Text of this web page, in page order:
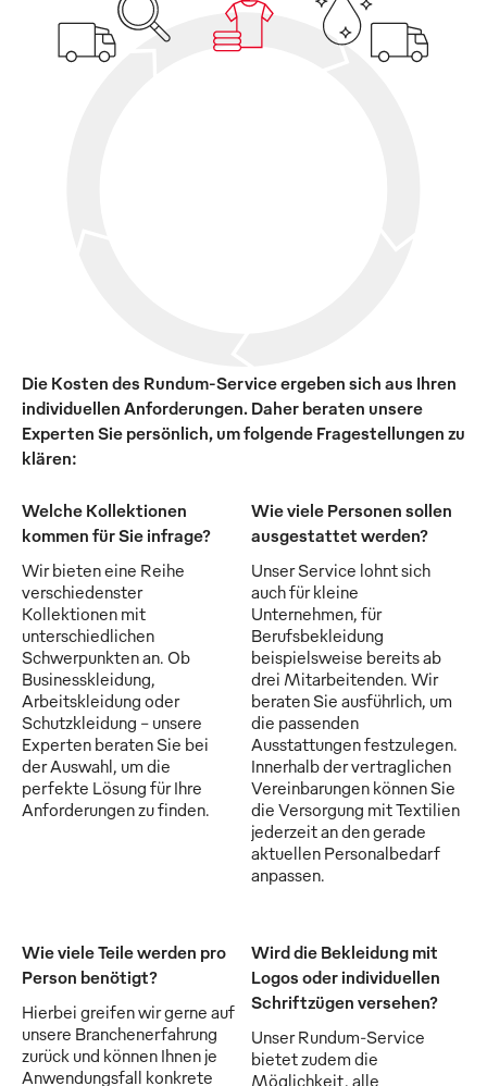
Die Kosten des Rundum-Service ergeben sich aus Ihren
individuellen Anforderungen. Daher beraten unsere
Experten Sie persönlich, um folgende Fragestellungen zu
klären:
Welche Kollektionen
kommen für Sie infrage?
Wir bieten eine Reihe
verschiedenster
Kollektionen mit
unterschiedlichen
Schwerpunkten an. Ob
Businesskleidung,
Arbeitskleidung oder
Schutzkleidung - unsere
Experten beraten Sie bei
der Auswahl, um die
perfekte Lösung für Ihre
Anforderungen zu finden.
Wie viele Personen sollen
ausgestattet werden?
Unser Service lohnt sich
auch für kleine
Unternehmen, für
Berufsbekleidung
beispielsweise bereits ab
drei Mitarbeitenden. Wir
beraten Sie ausführlich, um
die passenden
Ausstattungen festzulegen.
Innerhalb der vertraglichen
Vereinbarungen können Sie
die Versorgung mit Textilien
jederzeit an den gerade
aktuellen Personalbedarf
anpassen.
Wie viele Teile werden pro
Person benötigt?
Hierbei greifen wir gerne auf
unsere Branchenerfahrung
zurück und können Ihnen je
Anwendungsfall konkrete
Wird die Bekleidung mit
Logos oder individuellen
Schriftzügen versehen?
Unser Rundum-Service
bietet zudem die
Möglichkeit, alle